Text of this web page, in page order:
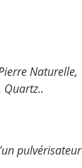
Naturelle,
Quartz..
pulvérisateur